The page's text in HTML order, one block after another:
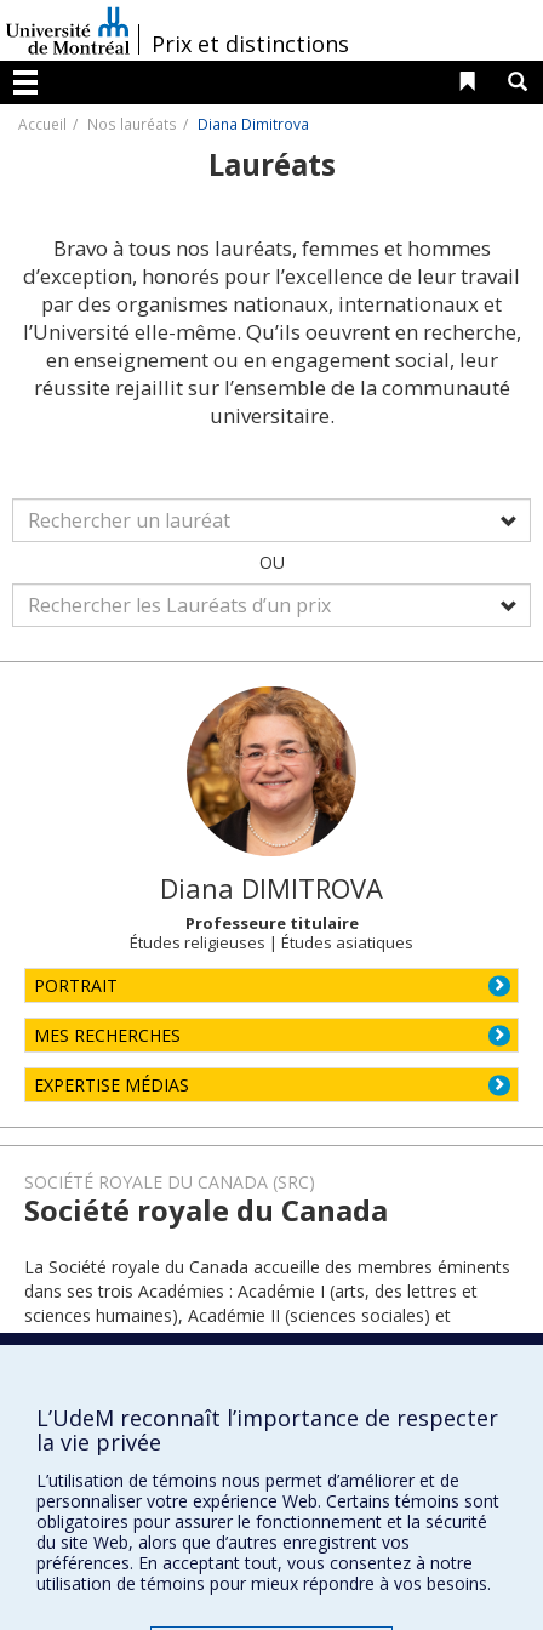
au
contenu
/Prix et distinctions
Menu
Liens
Accueil Nos lauréats Diana Dimitrova
Lauréats
Bravo à tous nos lauréats, femmes et hommes
d’exception, honorés pour l’excellence de leur travail
par des organismes nationaux, internationaux et
l’Université elle-même. Qu’ils oeuvrent en recherche,
en enseignement ou en engagement social, leur
réussite rejaillit sur l’ensemble de la communauté
universitaire.
OU
Diana DIMITROVA
Professeure titulaire
Études religieuses | Études asiatiques
PORTRAIT
MES RECHERCHES
EXPERTISE MÉDIAS
SOCIÉTÉ ROYALE DU CANADA (SRC)
Société royale du Canada
La Société royale du Canada accueille des membres éminents
dans ses trois Académies : Académie I (arts, des lettres et
sciences humaines), Académie II (sciences sociales) et
Académie III (sciences).
2022
L’UdeM reconnaît l’importance de respecter
la vie privée
L’utilisation de témoins nous permet d’améliorer et de
personnaliser votre expérience Web. Certains témoins sont
obligatoires pour assurer le fonctionnement et la sécurité
du site Web, alors que d’autres enregistrent vos
préférences. En acceptant tout, vous consentez à notre
utilisation de témoins pour mieux répondre à vos besoins.